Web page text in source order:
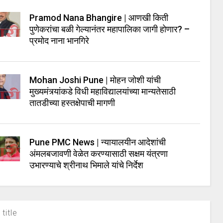
Pramod Nana Bhangire | आणखी किती
पुणेकरांचा बळी गेल्यानंतर महापालिका जागी होणार? –
प्रमोद नाना भानगिरे
Mohan Joshi Pune | मोहन जोशी यांची
मुख्यमंत्र्यांकडे विधी महाविद्यालयांच्या मान्यतेसाठी
तातडीच्या हस्तक्षेपाची मागणी
Pune PMC News | न्यायालयीन आदेशांची
अंमलबजावणी वेळेत करण्यासाठी सक्षम यंत्रणा
उभारण्याचे श्रीनाथ भिमाले यांचे निर्देश